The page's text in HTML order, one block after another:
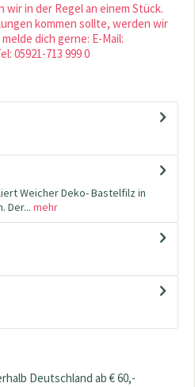
in der Regel an einem Stück.
kommen sollte, werden wir
dich gerne: E-Mail:
05921-713 999 0
Weicher Deko- Bastelfilz in
Der... mehr
Deutschland ab € 60,-